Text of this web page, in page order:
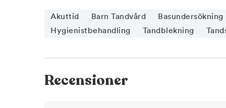
Akuttid Barn Tandvård Basundersökning
Hygienistbehandling
Tandblekning
Recensioner